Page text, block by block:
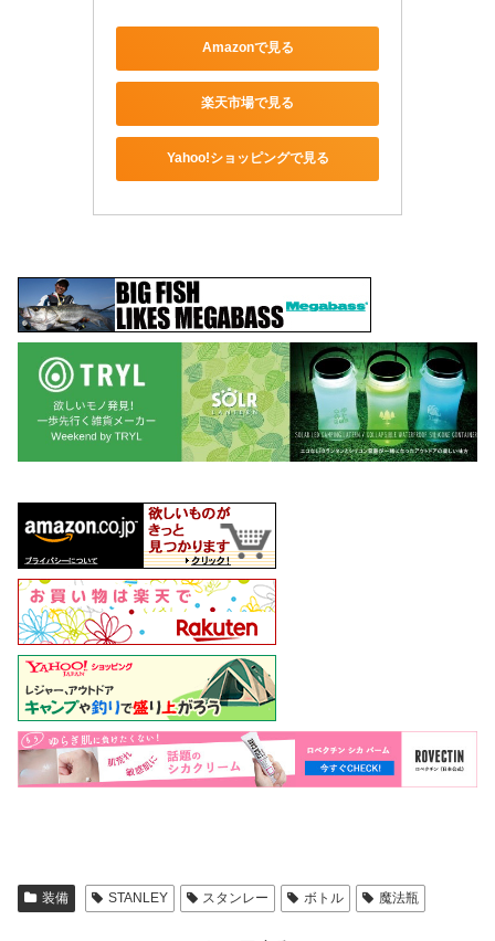
Amazonで見る
楽天市場で見る
Yahoo!ショッピングで見る
装備 STANLEY スタンレー ボトル 魔法瓶